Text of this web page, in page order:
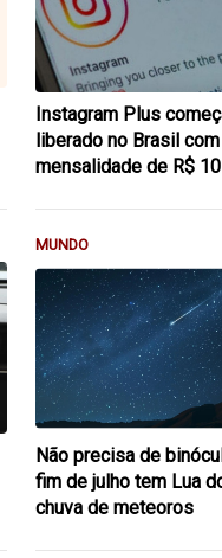
Instagram Plus
liberado no Brasil com
mensalidade de R$ 10
MUNDO
Não precisa de
fim de julho tem Lua
chuva de meteoros